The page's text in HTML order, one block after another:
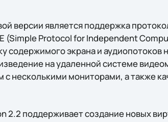
версии является поддержка
(Simple Protocol for Independent
содержимого экрана и
на удаленной системе
с несколькими мониторами, а также
2.2 поддерживает создание новых